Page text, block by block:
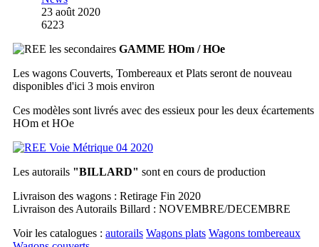
23 août 2020
6223
GAMME HOm / HOe
Les wagons Couverts, Tombereaux et Plats seront de nouveau
disponibles d'ici 3 mois environ
Ces modèles sont livrés avec des essieux pour les deux écartements
HOm et HOe
Les autorails "BILLARD" sont en cours de production
Livraison des wagons : Retirage Fin 2020
Livraison des Autorails Billard : NOVEMBRE/DECEMBRE
Voir les catalogues : autorails Wagons plats Wagons tombereaux